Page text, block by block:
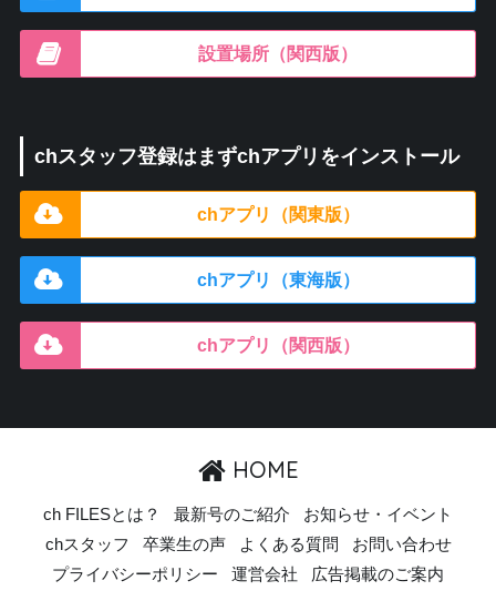
設置場所（関西版）
chスタッフ登録はまずchアプリをインストール
chアプリ（関東版）
chアプリ（東海版）
chアプリ（関西版）
HOME
ch FILESとは？ 最新号のご紹介
お知らせ・イベント
chスタッフ
卒業生の声 よくある質問
お問い合わせ
プライバシーポリシー
運営会社 広告掲載のご案内